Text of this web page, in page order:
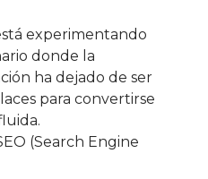
experimentando
donde la
ha dejado de ser
para convertirse
(Search Engine